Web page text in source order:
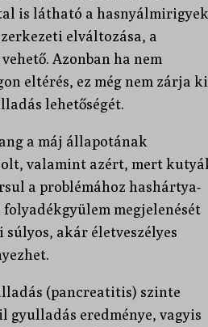
is látható a hasnyálmirigyek
elváltozása, a
Azonban ha nem
eltérés, ez még nem zárja ki
lehetőségét.
a máj állapotának
valamint azért, mert
a problémához hashártya-
megjelenését
súlyos, akár életveszélyes
(pancreatitis) szinte
gyulladás eredménye, vagyis